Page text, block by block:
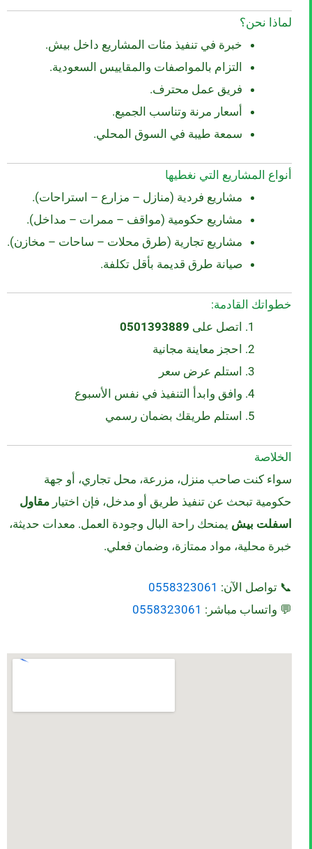
لماذا نحن؟
خبرة في تنفيذ مئات المشاريع داخل بيش.
التزام بالمواصفات والمقاييس السعودية.
فريق عمل محترف.
أسعار مرنة وتناسب الجميع.
سمعة طيبة في السوق المحلي.
أنواع المشاريع التي نغطيها
مشاريع فردية (منازل – مزارع – استراحات).
مشاريع حكومية (مواقف – ممرات – مداخل).
مشاريع تجارية (طرق محلات – ساحات – مخازن).
صيانة طرق قديمة بأقل تكلفة.
خطواتك القادمة:
اتصل على 0501393889
احجز معاينة مجانية
استلم عرض سعر
وافق وابدأ التنفيذ في نفس الأسبوع
استلم طريقك بضمان رسمي
الخلاصة
سواء كنت صاحب منزل، مزرعة، محل تجاري، أو جهة
حكومية تبحث عن تنفيذ طريق أو مدخل، فإن اختيار مقاول
اسفلت بيش يمنحك راحة البال وجودة العمل. معدات حديثة،
خبرة محلية، مواد ممتازة، وضمان فعلي.
📞 تواصل الآن: 0558323061
💬 واتساب مباشر: 0558323061